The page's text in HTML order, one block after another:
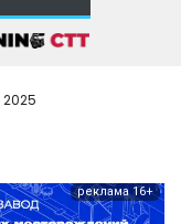
2025
реклама 16+